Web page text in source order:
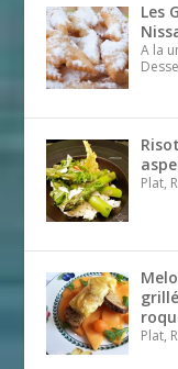
Les
A la
Plat,
Plat,